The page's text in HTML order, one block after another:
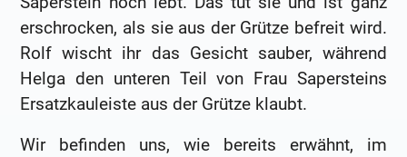
erschrocken, als sie aus der Grütze befreit wird.
Rolf wischt ihr das Gesicht sauber, während
Helga den unteren Teil von Frau Sapersteins
Ersatzkauleiste aus der Grütze klaubt.
Wir befinden uns, wie bereits erwähnt, im